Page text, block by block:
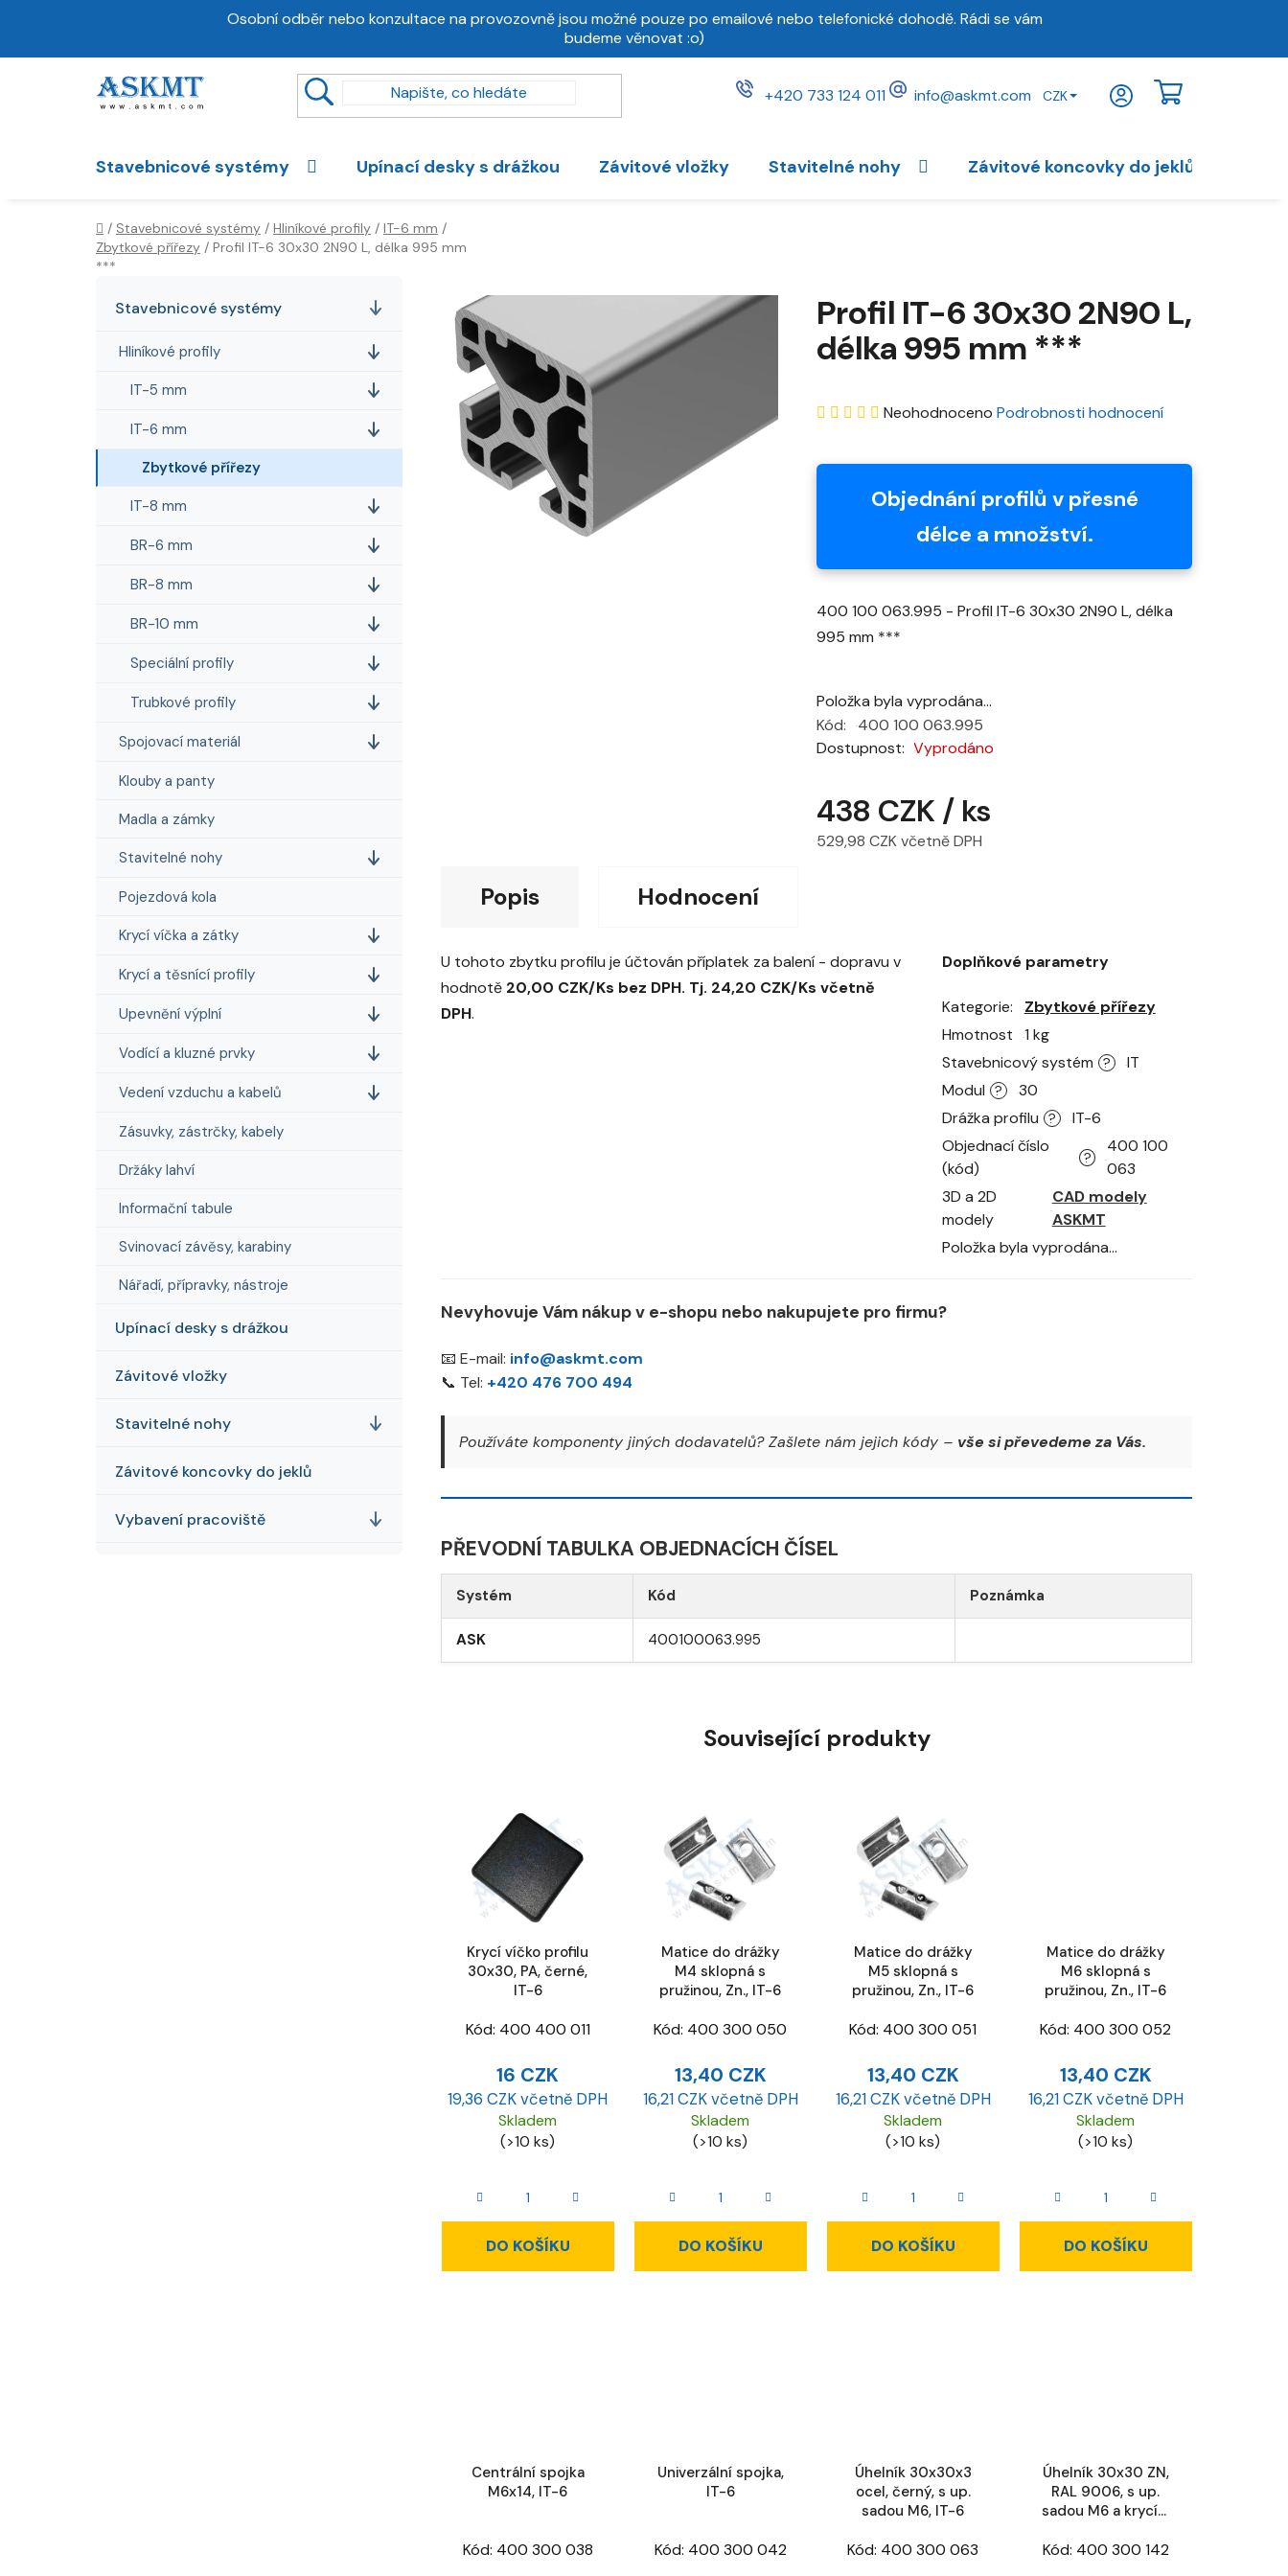
Osobní odběr nebo konzultace na provozovně jsou možné pouze po emailové nebo telefonické dohodě. Rádi se vám
budeme věnovat :o)
+420 733 124 011 info@askmt.com CZK
KOŠÍK
Stavebnicové systémy Upínací desky s drážkou Závitové vložky Stavitelné nohy Závitové koncovky do jeklů
Domů
/ Stavebnicové systémy / Hliníkové profily / IT-6 mm /
Zbytkové přířezy / Profil IT-6 30x30 2N90 L, délka 995 mm
***
í
kategorie
e
Stavebnicové systémy
Hliníkové profily
IT-5 mm
IT-6 mm
Zbytkové přířezy
IT-8 mm
BR-6 mm
BR-8 mm
BR-10 mm
Speciální profily
Trubkové profily
Spojovací materiál
Klouby a panty
Madla a zámky
Stavitelné nohy
Pojezdová kola
Krycí víčka a zátky
Krycí a těsnící profily
Upevnění výplní
Vodící a kluzné prvky
Vedení vzduchu a kabelů
Zásuvky, zástrčky, kabely
Držáky lahví
Informační tabule
Svinovací závěsy, karabiny
Nářadí, přípravky, nástroje
Upínací desky s drážkou
Závitové vložky
Stavitelné nohy
Závitové koncovky do jeklů
Vybavení pracoviště
Profil IT-6 30x30 2N90 L,
délka 995 mm ***
Průměrné
produktu
je
0,0
5
Neohodnoceno Podrobnosti hodnocení
Objednání profilů v přesné
délce a množství.
400 100 063.995 - Profil IT-6 30x30 2N90 L, délka
995 mm ***
Položka byla vyprodána…
Dostupnost Vyprodáno
Kód: 400 100 063.995
438 CZK / ks
529,98 CZK včetně DPH
Popis Hodnocení
U tohoto zbytku profilu je účtován příplatek za balení - dopravu v
hodnotě 20,00 CZK/Ks bez DPH. Tj. 24,20 CZK/Ks včetně
DPH.
Doplňkové parametry
Kategorie
Zbytkové přířezy
Hmotnost
1 kg
?
Stavebnicový systém IT
?
Modul 30
?
Drážka profilu IT-6
?
Objednací číslo
(kód)
400 100
063
3D a 2D
modely
CAD modely
ASKMT
Položka byla vyprodána…
Nevyhovuje Vám nákup v e-shopu nebo nakupujete pro firmu?
📧 E-mail: info@askmt.com
📞 Tel: +420 476 700 494
Používáte komponenty jiných dodavatelů? Zašlete nám jejich kódy – vše si převedeme za Vás.
PŘEVODNÍ TABULKA OBJEDNACÍCH ČÍSEL
Systém Kód Poznámka
ASK 400100063.995
Související produkty
Krycí víčko profilu
30x30, PA, černé,
IT-6
Kód: 400 400 011
16 CZK
19,36 CZK včetně DPH
Skladem
(>10 ks)
DO KOŠÍKU
Matice do drážky
M4 sklopná s
pružinou, Zn., IT-6
Kód: 400 300 050
13,40 CZK
16,21 CZK včetně DPH
Skladem
(>10 ks)
DO KOŠÍKU
Matice do drážky
M5 sklopná s
pružinou, Zn., IT-6
Kód: 400 300 051
13,40 CZK
16,21 CZK včetně DPH
Skladem
(>10 ks)
DO KOŠÍKU
Matice do drážky
M6 sklopná s
pružinou, Zn., IT-6
Kód: 400 300 052
13,40 CZK
16,21 CZK včetně DPH
Skladem
(>10 ks)
DO KOŠÍKU
Centrální spojka
M6x14, IT-6
Kód: 400 300 038
Univerzální spojka,
IT-6
Kód: 400 300 042
Úhelník 30x30x3
ocel, černý, s up.
sadou M6, IT-6
Kód: 400 300 063
Úhelník 30x30 ZN,
RAL 9006, s up.
sadou M6 a krycím
Kód: 400 300 142